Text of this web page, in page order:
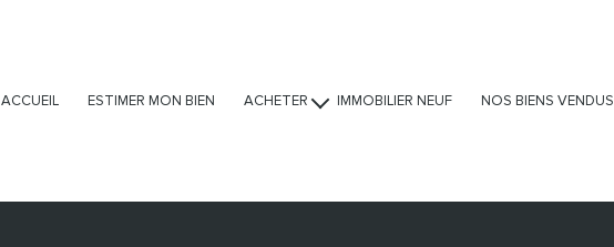
ACCUEIL ESTIMER MON BIEN ACHETER IMMOBILIER NEUF NOS BIENS VENDUS